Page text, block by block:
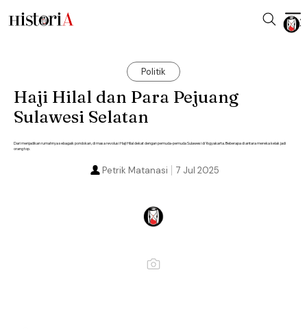
Politik
Haji Hilal dan Para Pejuang
Sulawesi Selatan
Dari menjadikan rumahnya sebagaik pondokan, di masa revolusi Haji Hilal dekat dengan pemuda-pemuda Sulawesi di Yogyakarta. Beberapa di antara mereka kelak jadi
orang top.
7 Jul 2025
Petrik Matanasi